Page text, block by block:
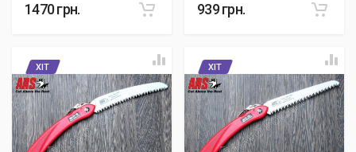
1470грн. 939грн.
ХІТ ХІТ